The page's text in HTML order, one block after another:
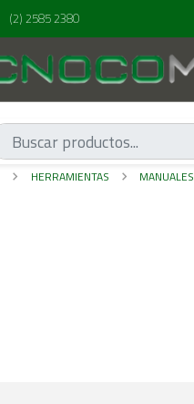
(2) 2585 2380
HERRAMIENTAS MANUALES